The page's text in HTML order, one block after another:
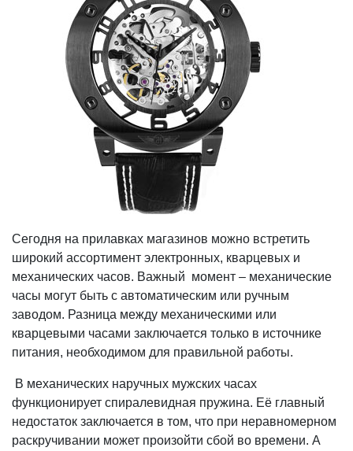
Сегодня на прилавках магазинов можно встретить
широкий ассортимент электронных, кварцевых и
механических часов. Важный момент – механические
часы могут быть с автоматическим или ручным
заводом. Разница между механическими или
кварцевыми часами заключается только в источнике
питания, необходимом для правильной работы.
В механических наручных мужских часах
функционирует спиралевидная пружина. Её главный
недостаток заключается в том, что при неравномерном
раскручивании может произойти сбой во времени. А